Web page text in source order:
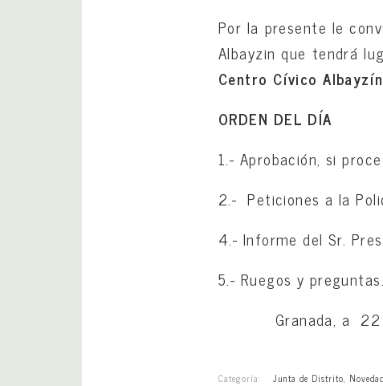
Por la presente le
Albayzin que tendrá
Centro Cívico
ORDEN DEL DÍA
1.- Aprobación, si
2.- Peticiones a la
4.- Informe del Sr.
5.- Ruegos y preguntas.
Granada, a 22
Categoría: Junta de Distrito,